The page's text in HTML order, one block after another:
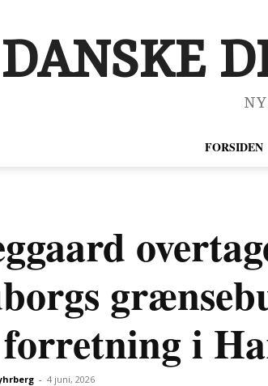
DANSKE
FORSIDEN
i
- 4 juni, 2026